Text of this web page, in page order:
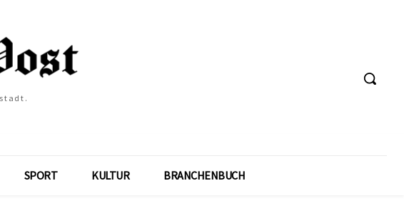
SPORT KULTUR BRANCHENBUCH